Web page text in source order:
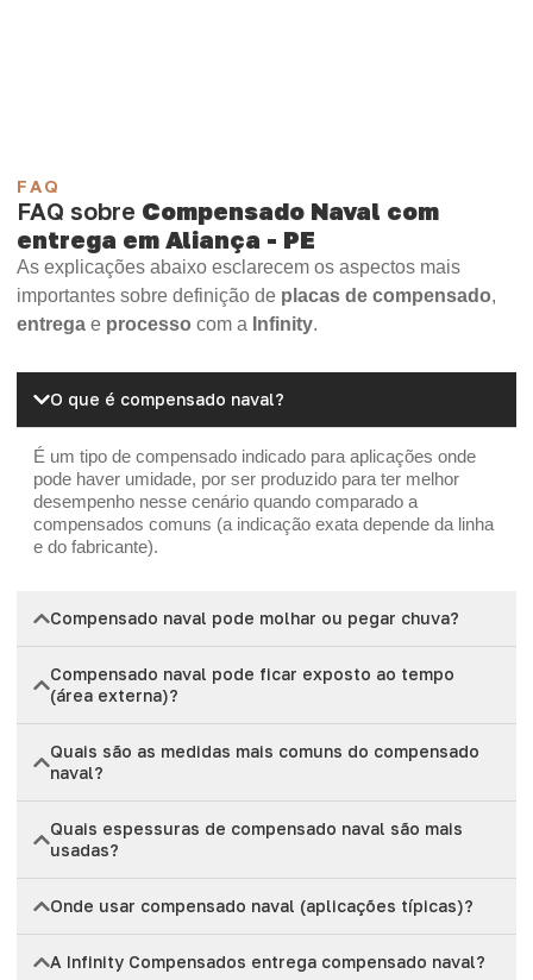
FAQ
FAQ sobre Compensado Naval com
entrega em Aliança - PE
As explicações abaixo esclarecem os aspectos mais
importantes sobre definição de placas de compensado,
entrega e processo com a Infinity.
O que é compensado naval?
É um tipo de compensado indicado para aplicações onde
pode haver umidade, por ser produzido para ter melhor
desempenho nesse cenário quando comparado a
compensados comuns (a indicação exata depende da linha
e do fabricante).
Compensado naval pode molhar ou pegar chuva?
Compensado naval pode ficar exposto ao tempo
(área externa)?
Quais são as medidas mais comuns do compensado
naval?
Quais espessuras de compensado naval são mais
usadas?
Onde usar compensado naval (aplicações típicas)?
A Infinity Compensados entrega compensado naval?